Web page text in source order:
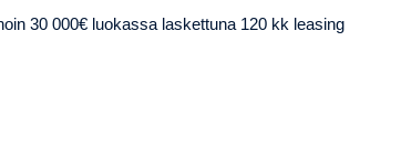
30 000€ luokassa laskettuna 120 kk leasing